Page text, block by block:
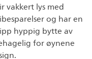
vakkert lys med
og har en
hyppig bytte av
for øynene